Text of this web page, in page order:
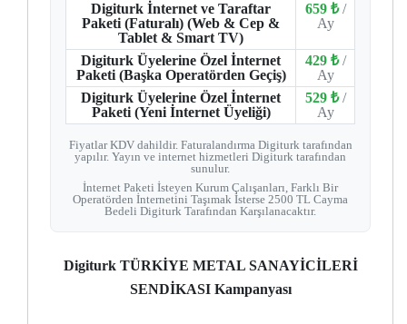
Digiturk İnternet ve Taraftar
Paketi (Faturalı) (Web & Cep &
Tablet & Smart TV)
659 ₺ /
Ay
Digiturk Üyelerine Özel İnternet
Paketi (Başka Operatörden Geçiş)
429 ₺ /
Ay
Digiturk Üyelerine Özel İnternet
Paketi (Yeni İnternet Üyeliği)
529 ₺ /
Ay
Fiyatlar KDV dahildir. Faturalandırma Digiturk tarafından
yapılır. Yayın ve internet hizmetleri Digiturk tarafından
sunulur.
İnternet Paketi İsteyen Kurum Çalışanları, Farklı Bir
Operatörden İnternetini Taşımak İsterse 2500 TL Cayma
Bedeli Digiturk Tarafından Karşılanacaktır.
Digiturk TÜRKİYE METAL SANAYİCİLERİ
SENDİKASI Kampanyası